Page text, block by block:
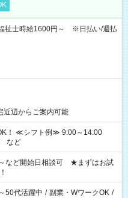
祉士時給1600円～ ※日払い/週払
辺からご案内可能
など
～など開始日相談可 ★まずはお試
50代活躍中 / 副業・WワークOK /